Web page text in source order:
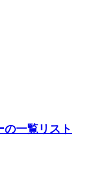
の一覧リスト